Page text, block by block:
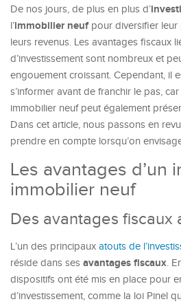
De nos jours, de plus en plus d’
l’immobilier neufpour diversifier leur
leurs revenus. Les avantages fiscaux
d’investissement sont nombreux et
engouement croissant. Cependant, il
s’informer avant de franchir le pas,
immobilier neuf peut également
Dans cet article, nous passons en
prendre en compte lorsqu’on
Les avantages d’un
immobilier neuf
Des avantages fiscaux
L’un des principaux atouts de
réside dans ses avantages fiscaux.
dispositifs ont été mis en place pour
d’investissement, comme la loi Pinel